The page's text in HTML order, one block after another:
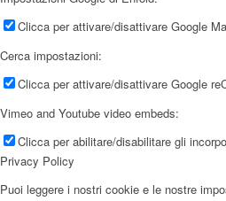
Clicca per attivare/disattivare Google
Cerca impostazioni:
Clicca per attivare/disattivare Google
Vimeo and Youtube video embeds:
Clicca per abilitare/disabilitare gli
Privacy Policy
Puoi leggere i nostri cookie e le nostre